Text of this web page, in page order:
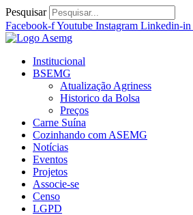
Ir
para
o
conteúdo
Pesquisar
Facebook-fYoutube Instagram Linkedin-in
Institucional
BSEMG
Atualização Agriness
Historico da Bolsa
Preços
Carne Suína
Cozinhando com ASEMG
Notícias
Eventos
Projetos
Associe-se
Censo
LGPD